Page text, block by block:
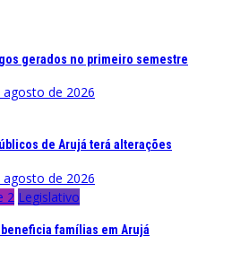
gerados no primeiro semestre
agosto de 2026
de Arujá terá alterações
agosto de 2026
2 Legislativo
famílias em Arujá